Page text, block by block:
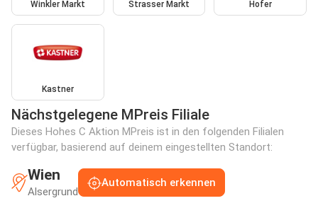
Winkler Markt Strasser Markt Hofer
Kastner
Nächstgelegene MPreis Filiale
Dieses Hohes C Aktion MPreis ist in den folgenden Filialen
verfügbar, basierend auf deinem eingestellten Standort:
Wien
Alsergrund
Automatisch erkennen